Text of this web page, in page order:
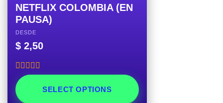
NETFLIX COLOMBIA (EN
PAUSA)
DESDE
$ 2,50
Rated5.00
out of 5
SELECT OPTIONS